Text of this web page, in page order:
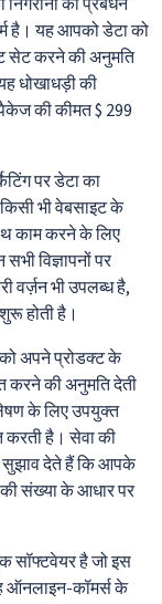
है। यह आपको डेटा को
सेट करने की अनुमति
धोखाधड़ी की
की कीमत $ 299
पर डेटा का
भी वेबसाइट के
काम करने के लिए
विज्ञापनों पर
वर्ज़न भी उपलब्ध है,
होती है।
अपने प्रोडक्ट के
की अनुमति देती
के लिए उपयुक्त
है। सेवा की
सुझाव देते हैं कि आपके
की संख्या के आधार पर
सॉफ्टवेयर है जो इस
ऑनलाइन-कॉमर्स के